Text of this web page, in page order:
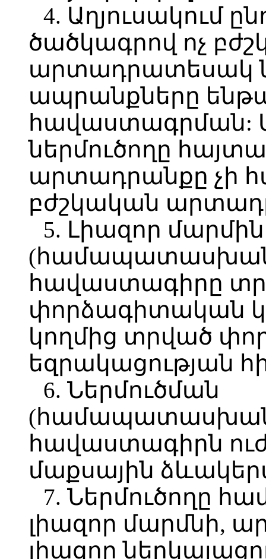
4. Աղյուսակում
ծածկագրով ոչ
արտադրատեսակ
ապրանքները
հավաստագրման:
ներմուծողը
արտադրանքը չի
բժշկական
5. Լիազոր
հավաստագիրը
փորձագիտական
կողմից տրված
եզրակացության
6. Ներմուծման
հավաստագիրն
մաքսային
7. Ներմուծողը
լիազոր մարմնի,
լիազոր